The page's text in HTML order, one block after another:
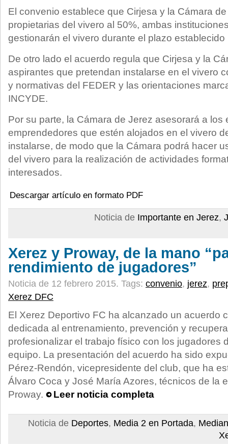
El convenio establece que Cirjesa y la Cámara
propietarias del vivero al 50%, ambas
gestionarán el vivero durante el plazo establecido
De otro lado el acuerdo regula que Cirjesa y la
aspirantes que pretendan instalarse en el vivero
y normativas del FEDER y las orientaciones
INCYDE.
Por su parte, la Cámara de Jerez asesorará a los
emprendedores que estén alojados en el vivero
instalarse, de modo que la Cámara podrá hacer
del vivero para la realización de actividades
interesados.
Descargar artículo en formato PDF
Noticia de Importante en Jerez,
Xerez y Proway, de la mano
rendimiento de jugadores”
Noticia de 12 febrero 2015. Tags: convenio, jerez,
Xerez DFC
El Xerez Deportivo FC ha alcanzado un acuerdo
dedicada al entrenamiento, prevención y
profesionalizar el trabajo físico con los jugadores
equipo. La presentación del acuerdo ha sido
Pérez-Rendón, vicepresidente del club, que ha
Álvaro Coca y José María Azores, técnicos de la
Proway.
Leer noticia completa
Noticia de Deportes, Media 2 en Portada,